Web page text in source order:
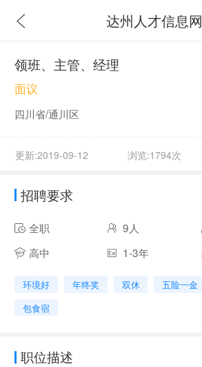
达州人才信息网
领班、主管、经理
面议
四川省/通川区
更新:2019-09-12 浏览:1794次
招聘要求
全职 9人
高中
1-3年
环境好 年终奖 双休 五险一金
包食宿
职位描述